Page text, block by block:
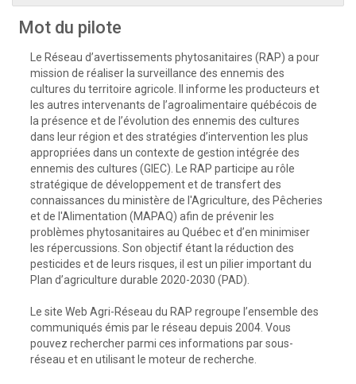
Mot du pilote
Le Réseau d’avertissements phytosanitaires (RAP) a pour
mission de réaliser la surveillance des ennemis des
cultures du territoire agricole. Il informe les producteurs et
les autres intervenants de l’agroalimentaire québécois de
la présence et de l’évolution des ennemis des cultures
dans leur région et des stratégies d’intervention les plus
appropriées dans un contexte de gestion intégrée des
ennemis des cultures (GIEC). Le RAP participe au rôle
stratégique de développement et de transfert des
connaissances du ministère de l'Agriculture, des Pêcheries
et de l'Alimentation (MAPAQ) afin de prévenir les
problèmes phytosanitaires au Québec et d’en minimiser
les répercussions. Son objectif étant la réduction des
pesticides et de leurs risques, il est un pilier important du
Plan d’agriculture durable 2020-2030 (PAD).
Le site Web Agri-Réseau du RAP regroupe l’ensemble des
communiqués émis par le réseau depuis 2004. Vous
pouvez rechercher parmi ces informations par sous-
réseau et en utilisant le moteur de recherche.